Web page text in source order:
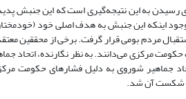
رسیدن به این نتیجه‌گیری است که این جنبش
مردم بومی قرار گرفت. برخی از محققین
مرکزی می‌دانند. به نظر نگارنده، اتحاد
جماهیر شوروی به دلیل فشارهای حکومت
شکست آن شد.